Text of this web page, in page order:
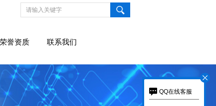
荣誉资质 联系我们
QQ在线客服